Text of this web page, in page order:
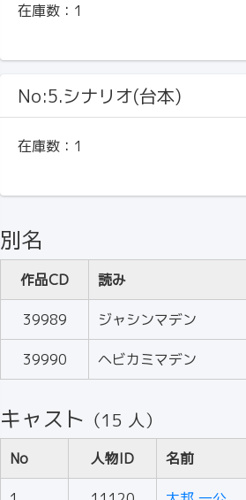
在庫数： 1
No:5.シナリオ(台本)
在庫数： 1
別名
作品CD 読み
39989 ジャシンマデン
39990 ヘビカミマデン
キャスト （15 人）
No 人物ID 名前